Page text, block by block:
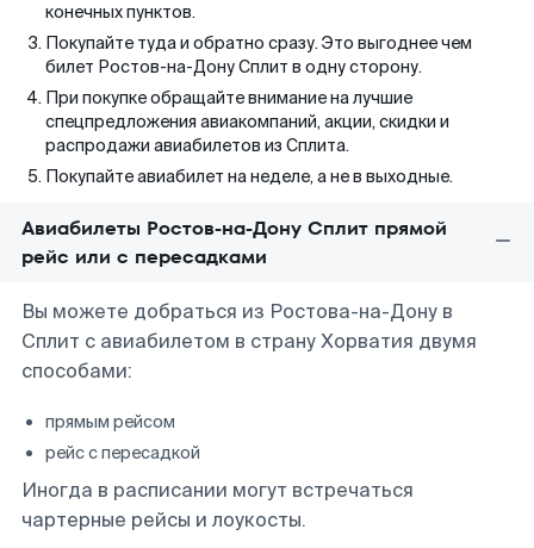
конечных пунктов.
Покупайте туда и обратно сразу. Это выгоднее чем
билет Ростов-на-Дону Сплит в одну сторону.
При покупке обращайте внимание на лучшие
спецпредложения авиакомпаний, акции, скидки и
распродажи авиабилетов из Сплита.
Покупайте авиабилет на неделе, а не в выходные.
Авиабилеты Ростов-на-Дону Сплит прямой
рейс или с пересадками
Вы можете добраться из Ростова-на-Дону в
Сплит с авиабилетом в страну Хорватия двумя
способами:
прямым рейсом
рейс с пересадкой
Иногда в расписании могут встречаться
чартерные рейсы и лоукосты.